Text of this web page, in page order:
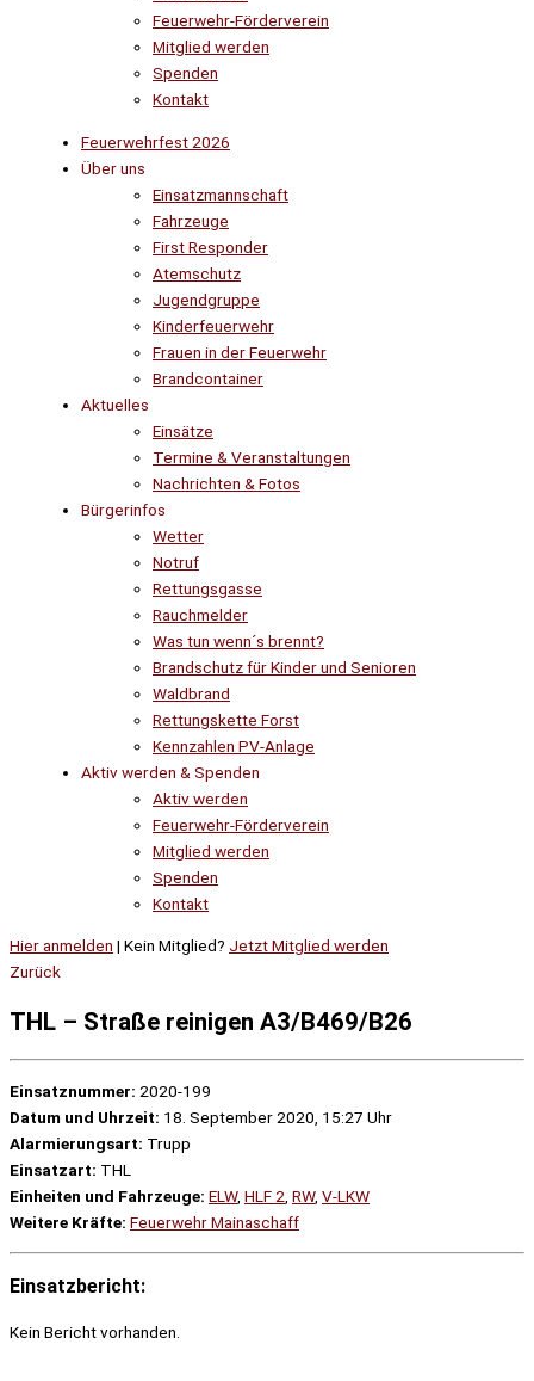
Feuerwehr-Förderverein
Mitglied werden
Spenden
Kontakt
Feuerwehrfest 2026
Über uns
Einsatzmannschaft
Fahrzeuge
First Responder
Atemschutz
Jugendgruppe
Kinderfeuerwehr
Frauen in der Feuerwehr
Brandcontainer
Aktuelles
Einsätze
Termine & Veranstaltungen
Nachrichten & Fotos
Bürgerinfos
Wetter
Notruf
Rettungsgasse
Rauchmelder
Was tun wenn´s brennt?
Brandschutz für Kinder und Senioren
Waldbrand
Rettungskette Forst
Kennzahlen PV-Anlage
Aktiv werden & Spenden
Aktiv werden
Feuerwehr-Förderverein
Mitglied werden
Spenden
Kontakt
Hier anmelden | Kein Mitglied? Jetzt Mitglied werden
Zurück
THL – Straße reinigen A3/B469/B26
Einsatznummer: 2020-199
Datum und Uhrzeit: 18. September 2020, 15:27 Uhr
Alarmierungsart: Trupp
Einsatzart: THL
Einheiten und Fahrzeuge: ELW, HLF 2 RW, V-LKW
Weitere Kräfte: Feuerwehr Mainaschaff
Einsatzbericht:
Kein Bericht vorhanden.